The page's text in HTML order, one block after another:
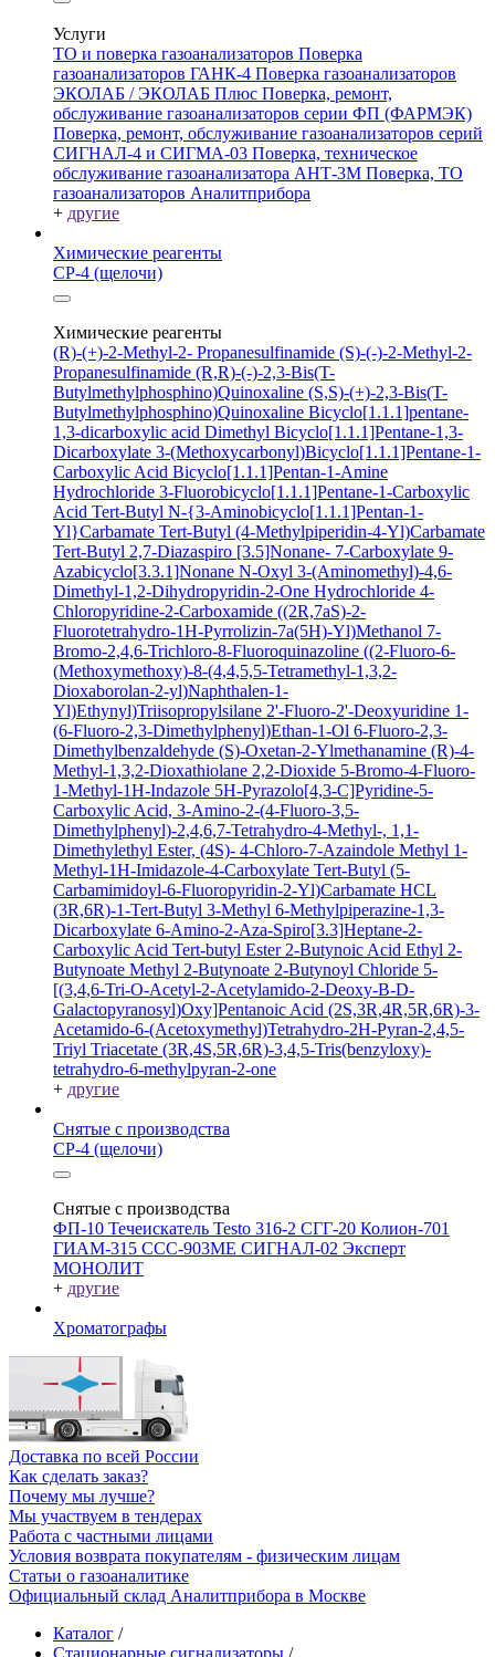
Услуги
ТО и поверка газоанализаторов Поверка
газоанализаторов ГАНК-4 Поверка газоанализаторов
ЭКОЛАБ / ЭКОЛАБ Плюс Поверка, ремонт,
обслуживание газоанализаторов серии ФП (ФАРМЭК)
Поверка, ремонт, обслуживание газоанализаторов серий
СИГНАЛ-4 и СИГМА-03 Поверка, техническое
обслуживание газоанализатора АНТ-3М Поверка, ТО
газоанализаторов Аналитприбора
+ другие
Химические реагенты
СР-4 (щелочи)
Химические реагенты
(R)-(+)-2-Methyl-2- Propanesulfinamide (S)-(-)-2-Methyl-2-
Propanesulfinamide (R,R)-(-)-2,3-Bis(T-
Butylmethylphosphino)Quinoxaline (S,S)-(+)-2,3-Bis(T-
Butylmethylphosphino)Quinoxaline Bicyclo[1.1.1]pentane-
1,3-dicarboxylic acid Dimethyl Bicyclo[1.1.1]Pentane-1,3-
Dicarboxylate 3-(Methoxycarbonyl)Bicyclo[1.1.1]Pentane-1-
Carboxylic Acid Bicyclo[1.1.1]Pentan-1-Amine
Hydrochloride 3-Fluorobicyclo[1.1.1]Pentane-1-Carboxylic
Acid Tert-Butyl N-{3-Aminobicyclo[1.1.1]Pentan-1-
Yl}Carbamate Tert-Butyl (4-Methylpiperidin-4-Yl)Carbamate
Tert-Butyl 2,7-Diazaspiro [3.5]Nonane- 7-Carboxylate 9-
Azabicyclo[3.3.1]Nonane N-Oxyl 3-(Aminomethyl)-4,6-
Dimethyl-1,2-Dihydropyridin-2-One Hydrochloride 4-
Chloropyridine-2-Carboxamide ((2R,7aS)-2-
Fluorotetrahydro-1H-Pyrrolizin-7a(5H)-Yl)Methanol 7-
Bromo-2,4,6-Trichloro-8-Fluoroquinazoline ((2-Fluoro-6-
(Methoxymethoxy)-8-(4,4,5,5-Tetramethyl-1,3,2-
Dioxaborolan-2-yl)Naphthalen-1-
Yl)Ethynyl)Triisopropylsilane 2'-Fluoro-2'-Deoxyuridine 1-
(6-Fluoro-2,3-Dimethylphenyl)Ethan-1-Ol 6-Fluoro-2,3-
Dimethylbenzaldehyde (S)-Oxetan-2-Ylmethanamine (R)-4-
Methyl-1,3,2-Dioxathiolane 2,2-Dioxide 5-Bromo-4-Fluoro-
1-Methyl-1H-Indazole 5H-Pyrazolo[4,3-C]Pyridine-5-
Carboxylic Acid, 3-Amino-2-(4-Fluoro-3,5-
Dimethylphenyl)-2,4,6,7-Tetrahydro-4-Methyl-, 1,1-
Dimethylethyl Ester, (4S)- 4-Chloro-7-Azaindole Methyl 1-
Methyl-1H-Imidazole-4-Carboxylate Tert-Butyl (5-
Carbamimidoyl-6-Fluoropyridin-2-Yl)Carbamate HCL
(3R,6R)-1-Tert-Butyl 3-Methyl 6-Methylpiperazine-1,3-
Dicarboxylate 6-Amino-2-Aza-Spiro[3.3]Heptane-2-
Carboxylic Acid Tert-butyl Ester 2-Butynoic Acid Ethyl 2-
Butynoate Methyl 2-Butynoate 2-Butynoyl Chloride 5-
[(3,4,6-Tri-O-Acetyl-2-Acetylamido-2-Deoxy-B-D-
Galactopyranosyl)Oxy]Pentanoic Acid (2S,3R,4R,5R,6R)-3-
Acetamido-6-(Acetoxymethyl)Tetrahydro-2H-Pyran-2,4,5-
Triyl Triacetate (3R,4S,5R,6R)-3,4,5-Tris(benzyloxy)-
tetrahydro-6-methylpyran-2-one
+ другие
Снятые с производства
СР-4 (щелочи)
Снятые с производства
ФП-10 Течеискатель Testo 316-2 СГГ-20 Колион-701
ГИАМ-315 ССС-903МЕ СИГНАЛ-02 Эксперт
МОНОЛИТ
+ другие
Хроматографы
Доставка по всей России
Как сделать заказ?
Почему мы лучше?
Мы участвуем в тендерах
Работа с частными лицами
Условия возврата покупателям - физическим лицам
Статьи о газоаналитике
Официальный склад Аналитприбора в Москве
Каталог /
Стационарные сигнализаторы /